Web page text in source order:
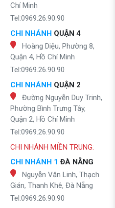
Chí Minh
Tel:0969.26.90.90
CHI NHÁNH QUẬN 4
Hoàng Diệu, Phường 8,
Quận 4, Hồ Chí Minh
Tel:0969.26.90.90
CHI NHÁNH QUẬN 2
Đường Nguyễn Duy Trinh,
Phường Bình Trưng Tây,
Quận 2, Hồ Chí Minh
Tel:0969.26.90.90
CHI NHÁNH MIỀN TRUNG:
CHI NHÁNH 1 ĐÀ NẴNG
Nguyễn Văn Linh, Thạch
Gián, Thanh Khê, Đà Nẵng
Tel:0969.26.90.90